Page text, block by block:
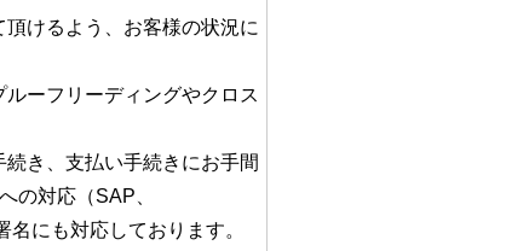
けるよう、お客様の状況に
ーフリーディングやクロス
き、支払い手続きにお手間
の対応（SAP、
にも対応しております。